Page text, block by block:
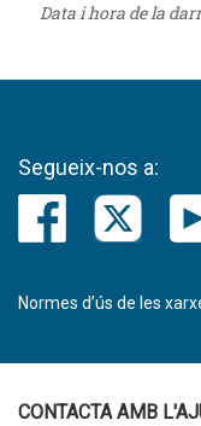
Data i hora de la
Segueix-nos a:
Normes d’ús de les
CONTACTA AMB